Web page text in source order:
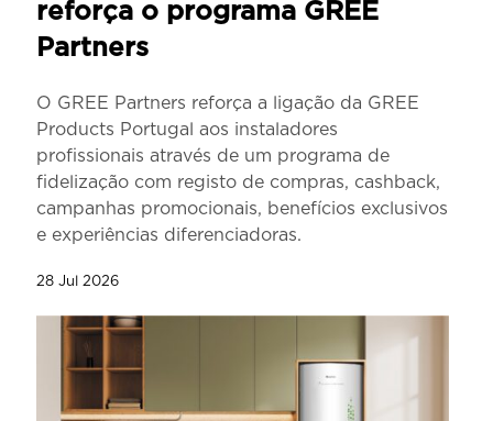
reforça o programa GREE
Partners
O GREE Partners reforça a ligação da GREE
Products Portugal aos instaladores
profissionais através de um programa de
fidelização com registo de compras, cashback,
campanhas promocionais, benefícios exclusivos
e experiências diferenciadoras.
28 Jul 2026